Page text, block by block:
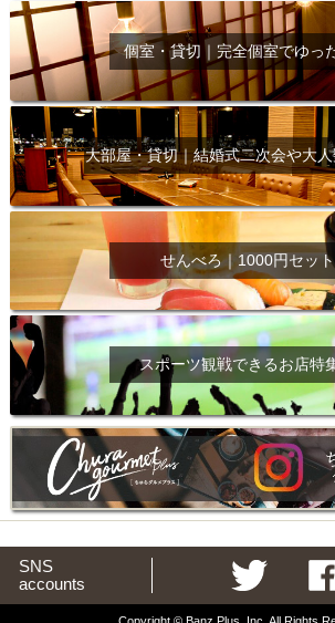
個室・貸切｜完全個室でゆっ
大部屋・貸切｜結婚式二次会や大
せんべろ｜1000円セット
スポーツ観戦できるお店特
SNS
accounts